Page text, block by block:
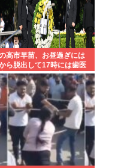
高市早苗、お昼過ぎには
ら脱出して17時には歯医
ってそのまま帰宅